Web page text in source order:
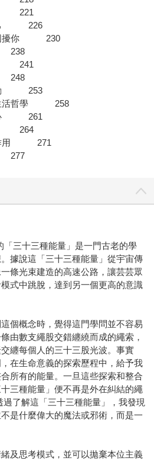
221
己 226
困擾你 230
238
241
248
動 253
生活哲學 258
心 261
己 264
作用 271
277
三十三種能量」是一門古老的學
據說這「三十三種能量」從宇宙傳
條光束建造的高速公路，讓芸芸眾
式中跳脫，達到另一個更高的意識
概念時，覺得這門學問並不容易
由數支繩股交錯纏繞而成的繩索，
纏每個人的三十三股光波。事實
在生命意義的探索歷程中，給予我
所有的能量。一旦這些探索和整合
三種能量」便不再是外在糾結的繩
了解這「三十三種能量」，我發現
是什麼偉大的魔法或邪術，而是一
思考模式，並可以拋棄本位主義